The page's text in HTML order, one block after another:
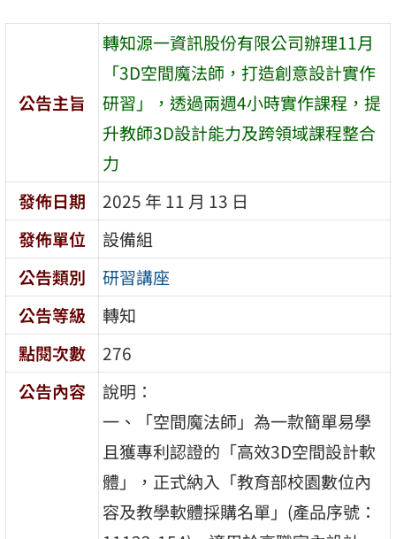
公告主旨
轉知源一資訊股份有限公司辦理11月
「3D空間魔法師，打造創意設計實作
研習」，透過兩週4小時實作課程，提
升教師3D設計能力及跨領域課程整合
力
發佈日期
2025 年 11 月 13 日
發佈單位
設備組
公告類別
研習講座
公告等級
轉知
點閱次數
276
公告內容
說明：
一、「空間魔法師」為一款簡單易學
且獲專利認證的「高效3D空間設計軟
體」，正式納入「教育部校園數位內
容及教學軟體採購名單」(產品序號：